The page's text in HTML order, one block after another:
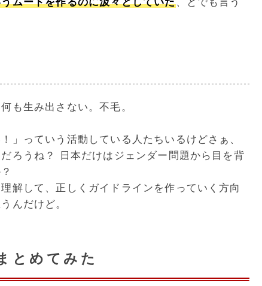
も生み出さない。不毛。
」っていう活動している人たちいるけどさぁ、
ろうね？ 日本だけはジェンダー問題から目を背
解して、正しくガイドラインを作っていく方向
んだけど。
とめてみた